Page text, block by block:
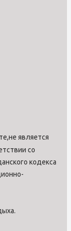
является
со
кодекса